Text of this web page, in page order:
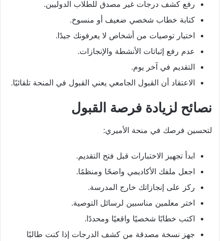
رفع كشف درجات غير مصدق للطلاب الدوليين.
كتابة خطاب شخصي ضعيف أو منسوخ.
اختيار توصيات من أشخاص لا يعرفونك جيدًا.
عدم رفع إثباتات الأنشطة والإنجازات.
التقديم في آخر يوم.
الاعتقاد أن القبول الجامعي يعني القبول في المنحة تلقائيًا.
نصائح لزيادة فرصة القبول
لتحسين فرصك في منحة الأميري:
ابدأ تجهيز الاختبارات قبل فتح التقديم.
اجعل ملفك الأكاديمي واضحًا ومنظمًا.
ركز على إنجازاتك خارج المدرسة.
اختر معلمين مناسبين لرسائل التوصية.
اكتب خطابًا شخصيًا واقعيًا ومحددًا.
جهز نسخة مصدقة من كشف الدرجات إذا كنت طالبًا